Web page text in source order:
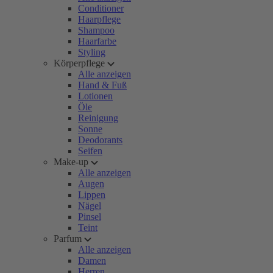
Conditioner
Haarpflege
Shampoo
Haarfarbe
Styling
Körperpflege
Alle anzeigen
Hand & Fuß
Lotionen
Öle
Reinigung
Sonne
Deodorants
Seifen
Make-up
Alle anzeigen
Augen
Lippen
Nägel
Pinsel
Teint
Parfum
Alle anzeigen
Damen